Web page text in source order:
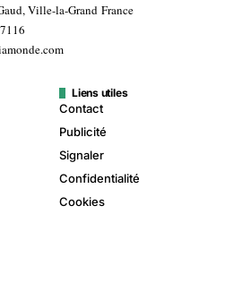
Ville-la-Grand France
Liens utiles
Contact
Publicité
Signaler
Confidentialité
Cookies